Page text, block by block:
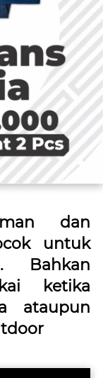
dan
untuk
Bahkan
ketika
ataupun